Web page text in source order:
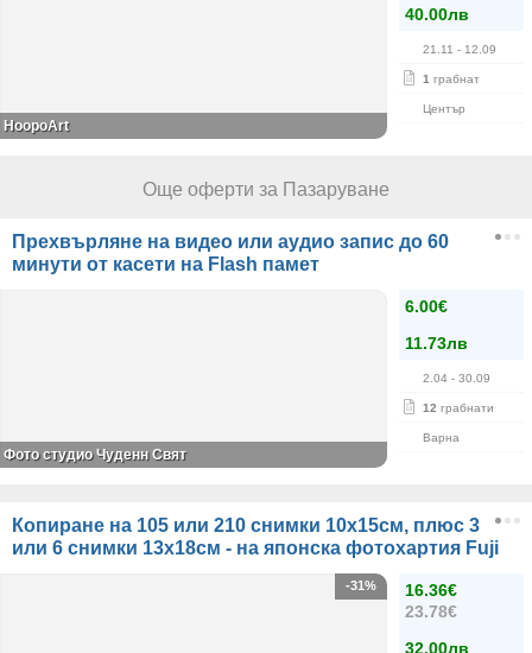
40.00лв
21.11 - 12.09
1 грабнат
Център
HoopoArt
Още оферти за Пазаруване
Прехвърляне на видео или аудио запис до 60
минути от касети на Flash памет
6.00€
11.73лв
2.04 - 30.09
12 грабнати
Варна
Фото студио Чуденн Свят
Копиране на 105 или 210 снимки 10х15см, плюс 3
или 6 снимки 13х18см - на японска фотохартия Fuji
16.36€
23.78€
32.00лв
-31%